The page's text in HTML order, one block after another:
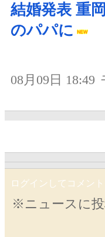
結婚発表 重
のパパに
08月09日 18:49
ログインしてコメン
※ニュースに